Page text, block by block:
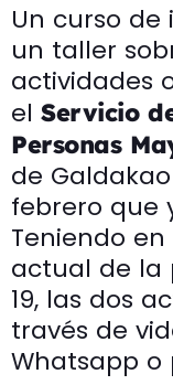
Un curso
un taller
actividades
el Servicio
Personas
de
febrero que
Teniendo
actual de la
19, las dos
través de
Whatsapp o